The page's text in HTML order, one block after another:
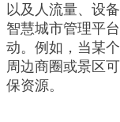
以及人流量、设
智慧城市管理平
动。例如，当某
周边商圈或景区
保资源。